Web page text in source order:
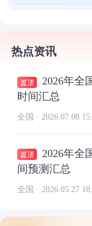
热点资讯
2026年全
时间汇总
全国 · 2026.07.08
2026年全
间预测汇总
全国 · 2026.05.27